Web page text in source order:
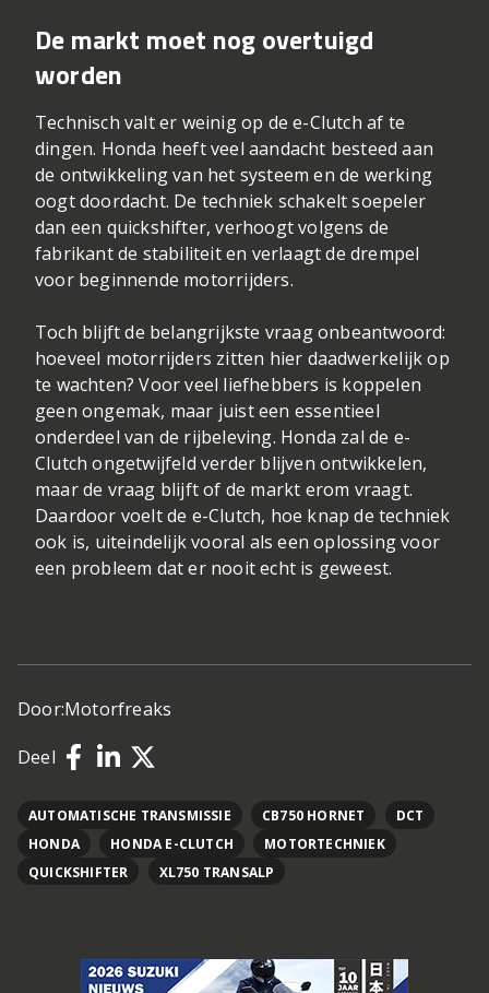
De markt moet nog overtuigd
worden
Technisch valt er weinig op de e-Clutch af te
dingen. Honda heeft veel aandacht besteed aan
de ontwikkeling van het systeem en de werking
oogt doordacht. De techniek schakelt soepeler
dan een quickshifter, verhoogt volgens de
fabrikant de stabiliteit en verlaagt de drempel
voor beginnende motorrijders.
Toch blijft de belangrijkste vraag onbeantwoord:
hoeveel motorrijders zitten hier daadwerkelijk op
te wachten? Voor veel liefhebbers is koppelen
geen ongemak, maar juist een essentieel
onderdeel van de rijbeleving. Honda zal de e-
Clutch ongetwijfeld verder blijven ontwikkelen,
maar de vraag blijft of de markt erom vraagt.
Daardoor voelt de e-Clutch, hoe knap de techniek
ook is, uiteindelijk vooral als een oplossing voor
een probleem dat er nooit echt is geweest.
Door:Motorfreaks
Deel
AUTOMATISCHE TRANSMISSIE CB750 HORNET
DCT
HONDA
HONDA E-CLUTCH
MOTORTECHNIEK
QUICKSHIFTER
XL750 TRANSALP